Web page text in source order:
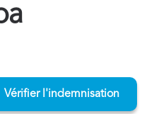
Vérifier l'indemnisation